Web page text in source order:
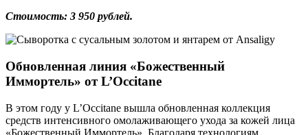
Стоимость: 3 950 рублей.
Обновленная линия «Божественный
Иммортель» от L’Occitane
В этом году у L’Occitane вышла обновленная коллекция
средств интенсивного омолаживающего ухода за кожей лица
«Божественный Иммортель». Благодаря технологиям